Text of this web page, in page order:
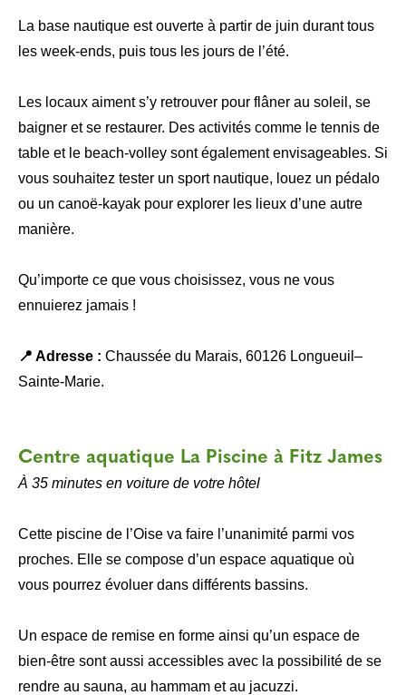
La base nautique est ouverte à partir de juin durant tous
les week-ends, puis tous les jours de l’été.
Les locaux aiment s’y retrouver pour flâner au soleil, se
baigner et se restaurer. Des activités comme le tennis de
table et le beach-volley sont également envisageables. Si
vous souhaitez tester un sport nautique, louez un pédalo
ou un canoë-kayak pour explorer les lieux d’une autre
manière.
Qu’importe ce que vous choisissez, vous ne vous
ennuierez jamais !
📍 Adresse : Chaussée du Marais, 60126 Longueuil–
Sainte-Marie.
Centre aquatique La Piscine à Fitz James
À 35 minutes en voiture de votre hôtel
Cette piscine de l’Oise va faire l’unanimité parmi vos
proches. Elle se compose d’un espace aquatique où
vous pourrez évoluer dans différents bassins.
Un espace de remise en forme ainsi qu’un espace de
bien-être sont aussi accessibles avec la possibilité de se
rendre au sauna, au hammam et au jacuzzi.